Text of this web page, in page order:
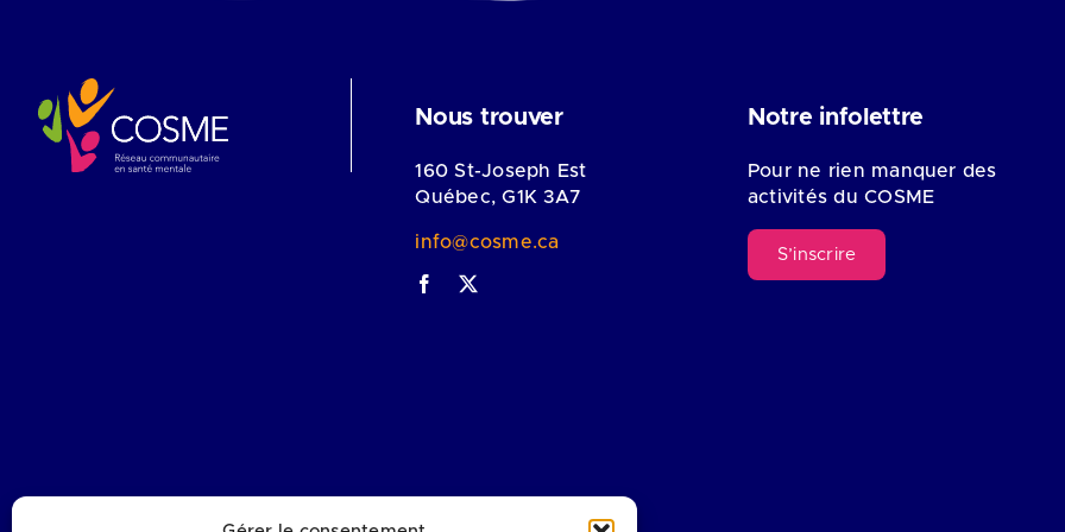
Nous trouver
160 St-Joseph Est
Québec, G1K 3A7
info@cosme.ca
Notre infolettre
Pour ne rien manquer des
activités du COSME
S’inscrire